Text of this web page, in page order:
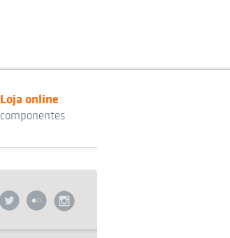
Loja online
componentes